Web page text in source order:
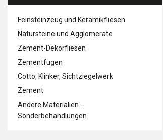
Feinsteinzeug und Keramikfliesen
Natursteine und Agglomerate
Zement-Dekorfliesen
Zementfugen
Cotto, Klinker, Sichtziegelwerk
Zement
Andere Materialien -
Sonderbehandlungen